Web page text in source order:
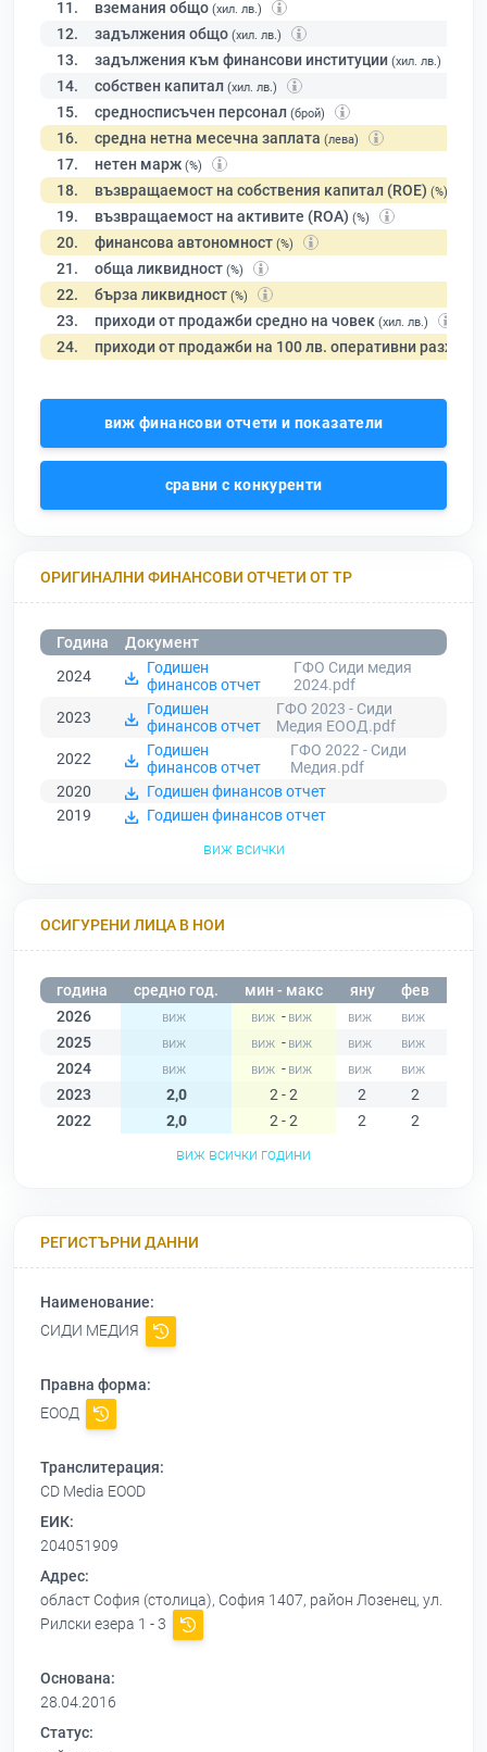
11. вземания общо (хил. лв.)
12. задължения общо (хил. лв.)
13. задължения към финансови институции (хил. лв.)
14. собствен капитал (хил. лв.)
15. средносписъчен персонал (брой)
16. средна нетна месечна заплата (лева)
17. нетен марж (%)
18. възвращаемост на собствения капитал (ROE) (%)
19. възвращаемост на активите (ROA) (%)
20. финансова автономност (%)
21. обща ликвидност (%)
22. бърза ликвидност (%)
23. приходи от продажби средно на човек (хил. лв.)
24. приходи от продажби на 100 лв. оперативни разходи
виж финансови отчети и показатели
сравни с конкуренти
ОРИГИНАЛНИ ФИНАНСОВИ ОТЧЕТИ ОТ ТР
Година
Документ
2024
Годишен
финансов отчет
ГФО Сиди медия
2024.pdf
2023
Годишен
финансов отчет
ГФО 2023 - Сиди
Медия ЕООД.pdf
2022
Годишен
финансов отчет
ГФО 2022 - Сиди
Медия.pdf
2020
Годишен финансов отчет
2019
Годишен финансов отчет
виж всички
ОСИГУРЕНИ ЛИЦА В НОИ
година средно год. мин - макс яну фев
2026
-
2025
-
2024
-
2023
2,0 2 - 2 2 2
2022
2,0 2 - 2 2 2
виж всички години
РЕГИСТЪРНИ ДАННИ
Наименование:
СИДИ МЕДИЯ
Правна форма:
ЕООД
Транслитерация:
CD Media EOOD
ЕИК:
204051909
Адрес:
област София (столица), София 1407, район Лозенец, ул.
Рилски езера 1 - 3
Основана:
28.04.2016
Статус: